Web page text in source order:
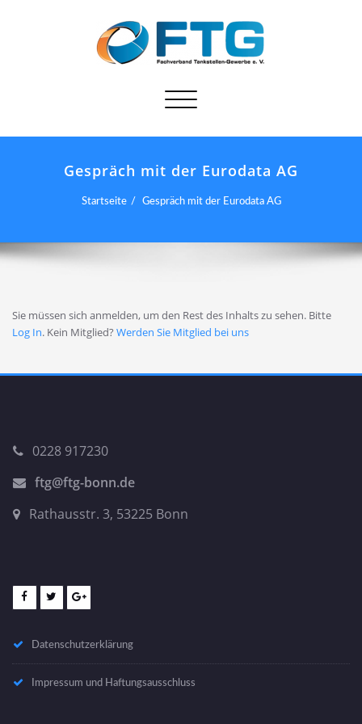
Schalte
Gespräch mit der Eurodata AG
Startseite Gespräch mit der Eurodata AG
Sie müssen sich anmelden, um den Rest des Inhalts zu sehen. Bitte
Log In. Kein Mitglied? Werden Sie Mitglied bei uns
0228 917230
ftg@ftg-bonn.de
Rathausstr. 3, 53225 Bonn
Datenschutzerklärung
Impressum und Haftungsausschluss